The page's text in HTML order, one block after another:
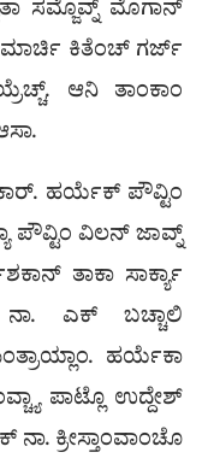
ಸಮ್ಜೊವ್ನ್ ಮೊಗಾನ್
ಮಾರ್ಚಿ ಕಿತೆಂಚ್ ಗರ್ಜ್
ಆನಿ ತಾಂಕಾಂ
ಹರ್ಯೆಕ್ ಪೌವ್ಟಿಂ
ಪೌವ್ಟಿಂ ವಿಲನ್ ಜಾವ್ನ್
ತಾಕಾ ಸಾರ್ಕ್ಯಾ
ಎಕ್ ಬಚ್ಚಾಲಿ
ಹರ್ಯೆಕಾ
ಪಾಟ್ಲೊ ಉದ್ದೇಶ್
ಕ್ರೀಸ್ತಾಂವಾಂಚೊ